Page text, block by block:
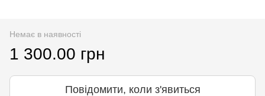
Немає в наявності
1 300.00 грн
Повідомити, коли з'явиться